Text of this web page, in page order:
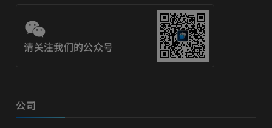
请关注我们的公众号
公司